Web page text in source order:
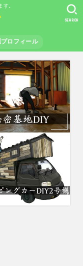
す。
プロフィール
SEARCH